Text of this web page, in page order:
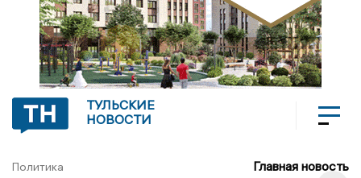
ТУЛЬСКИЕ
НОВОСТИ
Политика Главная новость